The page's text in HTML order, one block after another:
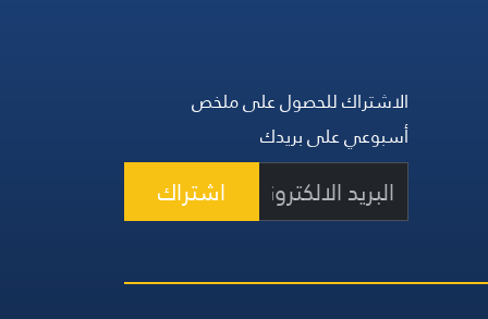
الاشتراك للحصول على ملخص
أسبوعي على بريدك
اشتراك